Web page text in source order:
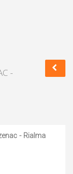
-
- Rialma